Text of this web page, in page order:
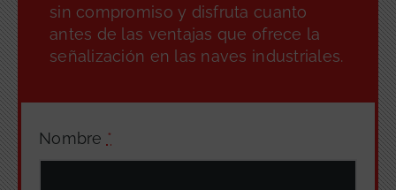
Nombre *
sin compromiso y disfruta cuanto
antes de las ventajas que ofrece la
señalización en las naves industriales.